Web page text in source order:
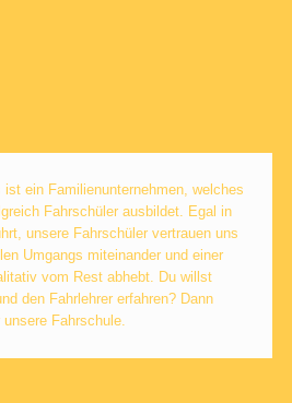
ein Familienunternehmen, welches
Fahrschüler ausbildet. Egal in
unsere Fahrschüler vertrauen uns
Umgangs miteinander und einer
vom Rest abhebt. Du willst
den Fahrlehrer erfahren? Dann
Fahrschule.